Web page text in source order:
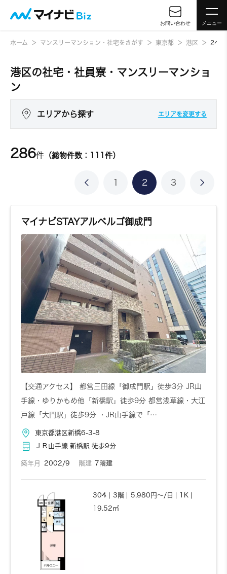
お問い合わせ メニュー
ホーム マンスリーマンション・社宅をさがす 東京都 港区 2ペ
港区の社宅・社員寮・マンスリーマンショ
ン
エリアから探す エリアを変更する
286件 （総物件数：111件）
1 2 3
マイナビSTAYアルベルゴ御成門
【交通アクセス】 都営三田線「御成門駅」徒歩3分 JR山
手線・ゆりかもめ他「新橋駅」徒歩9分 都営浅草線・大江
戸線「大門駅」徒歩9分 ・JR山手線で「…
東京都港区新橋6-3-8
ＪＲ山手線 新橋駅 徒歩9分
築年月 2002/9 階建 7階建
304 3階 5,980円～/日
1K
19.52㎡